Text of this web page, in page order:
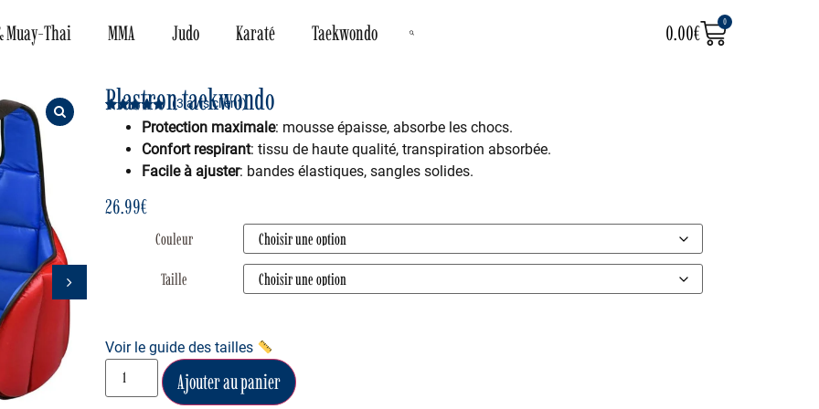
Muay-Thai MMA Judo Karaté Taekwondo 0.00€ 0
Plastron taekwondo
5.00
sur 5
basé sur
notations
(3 avis client)
Protection maximale: mousse épaisse, absorbe les chocs.
Confort respirant: tissu de haute qualité, transpiration absorbée.
Facile à ajuster: bandes élastiques, sangles solides.
26.99€
Couleur
Taille
Voir le guide des tailles
Ajouter au panier